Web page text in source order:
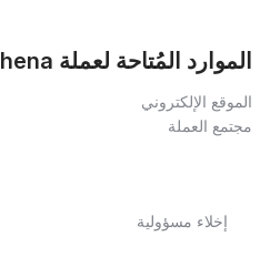
الموارد المُتاحة لعملة Thena
الموقع الإلكتروني
مجتمع العملة
إخلاء مسؤولية